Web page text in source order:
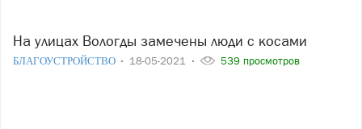
На улицах Вологды замечены люди с косами
БЛАГОУСТРОЙСТВО 18-05-2021 539 просмотров